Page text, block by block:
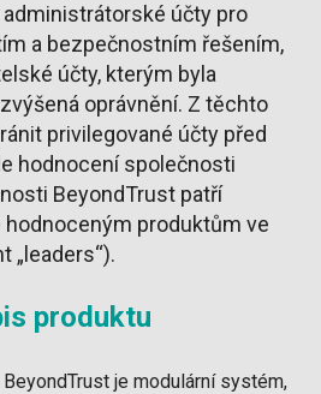
účty pro
a bezpečnostním řešením,
účty, kterým byla
oprávnění. Z těchto
privilegované účty před
hodnocení společnosti
BeyondTrust patří
produktům ve
„leaders“).
produktu
je modulární systém,